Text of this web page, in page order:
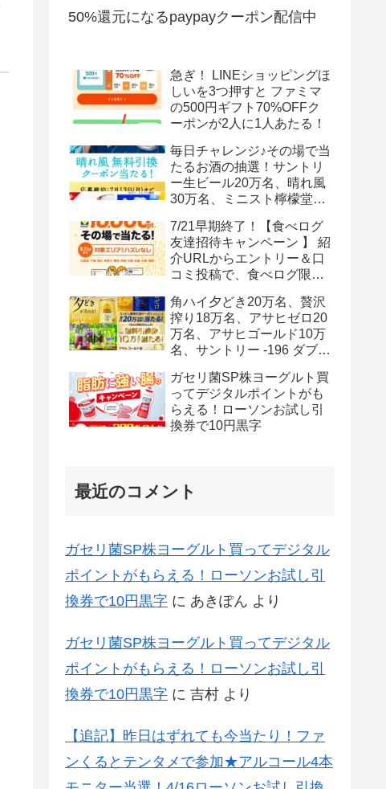
50%還元になるpaypayクーポン配信中
急ぎ！ LINEショッピングほ
しいを3つ押すと ファミマ
の500円ギフト70%OFFク
ーポンが2人に1人あたる！
毎日チャレンジ♪その場で当
たるお酒の抽選！サントリ
ー生ビール20万名、晴れ風
30万名、ミニスト檸檬堂2
ボール12.3万名
7/21早期終了！【食べログ
友達招待キャンペーン 】 紹
介URLからエントリー＆口
コミ投稿で、食べログ限定
トがもらえる
角ハイ夕どき20万名、贅沢
搾り18万名、アサヒゼロ20
万名、アサヒゴールド10万
名、サントリー -196 ダブル
ガセリ菌SP株ヨーグルト買
ってデジタルポイントがも
らえる！ローソンお試し引
換券で10円黒字
最近のコメント
ガセリ菌SP株ヨーグルト買ってデジタル
ポイントがもらえる！ローソンお試し引
換券で10円黒字 に あきぽん より
ガセリ菌SP株ヨーグルト買ってデジタル
ポイントがもらえる！ローソンお試し引
換券で10円黒字 に 吉村 より
【追記】昨日はずれても今当たり！ファ
ンくるとテンタメで参加★アルコール4本